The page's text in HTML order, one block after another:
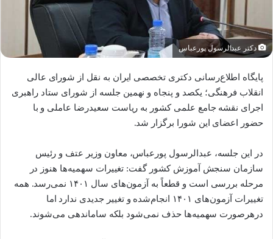
دکتر عبدالرسول پورعباس
پایگاه اطلاع‌رسانی دکتری تخصصی ایران به نقل از شورای عالی
انقلاب فرهنگی؛ یکصد و پنجاه و نهمین جلسه از شورای ستاد راهبری
اجرای نقشه جامع علمی کشور به ریاست سعیدرضا عاملی و با
حضور اعضای این شورا برگزار شد.
در این جلسه، عبدالرسول پورعباس، معاون وزیر عتف و رئیس
سازمان سنجش آموزش کشور گفت: تغییرات سهمیه‌ها هنوز در
مرحله بررسی است و قطعاً به آزمون‌های سال ۱۴۰۱ نمی‌رسد. همه
تغییرات آزمون‌های ۱۴۰۱ انجام‌شده و تغییر جدیدی ندارد اما
درهرصورت سهمیه‌ها حذف نمی‌شود بلکه ساماندهی می‌شوند.